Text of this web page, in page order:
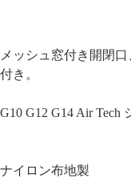
メッシュ窓付き開閉
付き。
G10 G12 G14 Air Tech
ナイロン布地製